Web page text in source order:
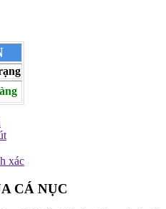
xác
CÁ NỤC